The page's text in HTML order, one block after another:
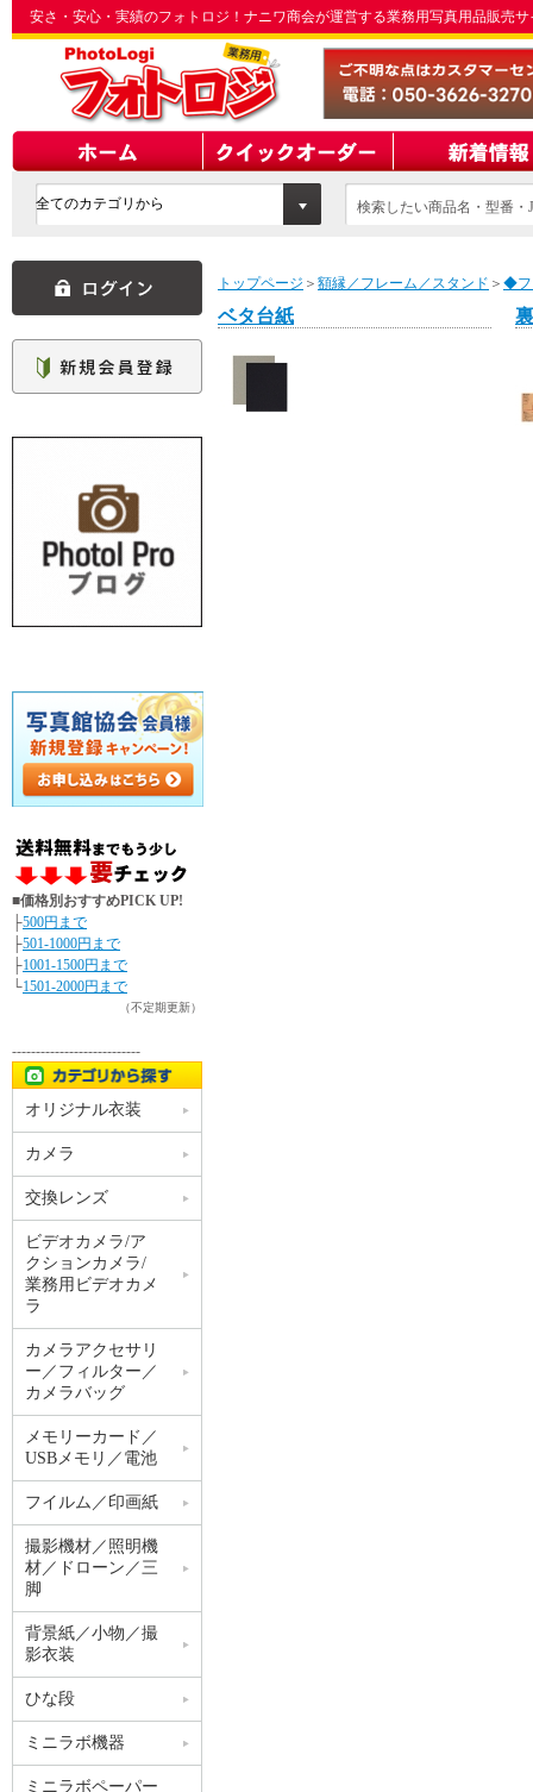
安さ・安心・実績のフォトロジ！ナニワ商会が運営する業務用写真用品販売
検索したい商品名・型番
トップページ ＞ 額縁／フレーム／スタンド ＞ ◆フ
ベタ台紙
■価格別おすすめPICK UP!
├500円まで
├501-1000円まで
├1001-1500円まで
└1501-2000円まで
（不定期更新）
---------------------------
オリジナル衣装
カメラ
交換レンズ
ビデオカメラ/ア
クションカメラ/
業務用ビデオカメ
ラ
カメラアクセサリ
ー／フィルター／
カメラバッグ
メモリーカード／
USBメモリ／電池
フイルム／印画紙
撮影機材／照明機
材／ドローン／三
脚
背景紙／小物／撮
影衣装
ひな段
ミニラボ機器
ミニラボペーパー